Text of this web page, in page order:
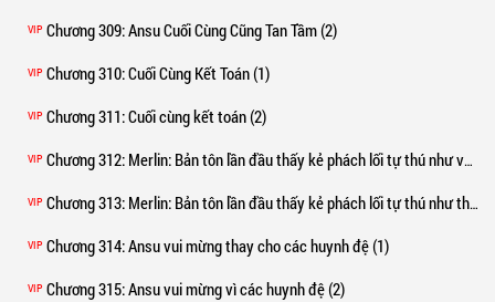
VIP Chương 309: Ansu Cuối Cùng Cũng Tan Tầm (2)
VIP Chương 310: Cuối Cùng Kết Toán (1)
VIP Chương 311: Cuối cùng kết toán (2)
VIP Chương 312: Merlin: Bản tôn lần đầu thấy kẻ phách lối tự thú như vậy! (1)
VIP Chương 313: Merlin: Bản tôn lần đầu thấy kẻ phách lối tự thú như thế! (2)
VIP Chương 314: Ansu vui mừng thay cho các huynh đệ (1)
VIP Chương 315: Ansu vui mừng vì các huynh đệ (2)